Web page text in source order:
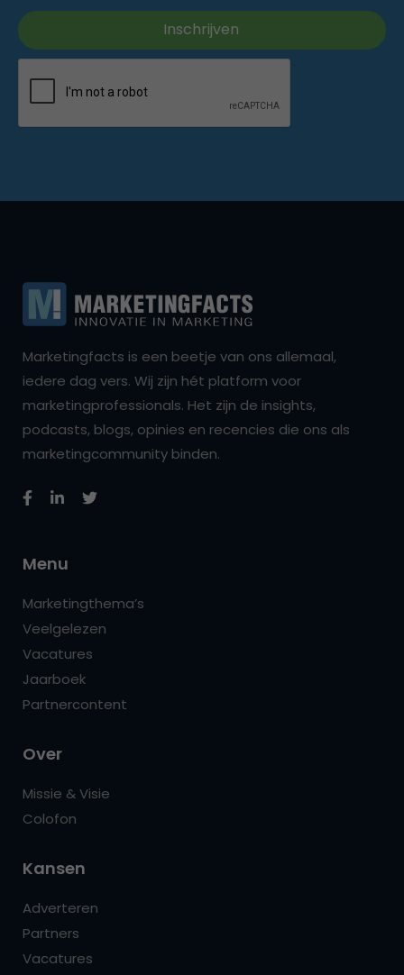
Marketingfacts is een beetje van ons allemaal,
iedere dag vers. Wij zijn hét platform voor
marketingprofessionals. Het zijn de insights,
podcasts, blogs, opinies en recencies die ons als
marketingcommunity binden.
Menu
Marketingthema’s
Veelgelezen
Vacatures
Jaarboek
Partnercontent
Over
Missie & Visie
Colofon
Kansen
Adverteren
Partners
Vacatures